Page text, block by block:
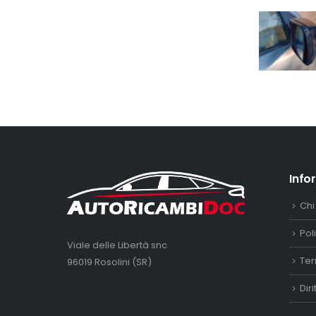
Viale delle Libertà snc
96019 Rosolini (SR)